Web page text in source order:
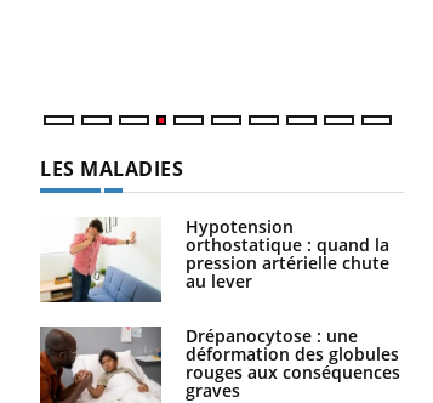
LES MALADIES
Hypotension
orthostatique : quand la
pression artérielle chute
au lever
Drépanocytose : une
déformation des globules
rouges aux conséquences
graves